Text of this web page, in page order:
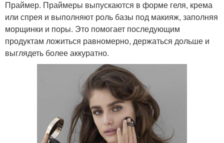
Праймер. Праймеры выпускаются в форме геля, крема
или спрея и выполняют роль базы под макияж, заполняя
морщинки и поры. Это помогает последующим
продуктам ложиться равномерно, держаться дольше и
выглядеть более аккуратно.